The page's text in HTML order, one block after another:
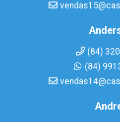
(84)
(84)